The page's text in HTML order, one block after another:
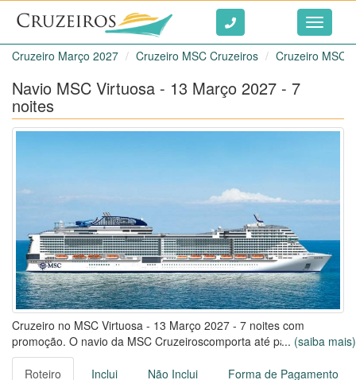
Ir ao conteúdo
Toggle
Cruzeiro Março 2027
Cruzeiro MSC Cruzeiros Cruzeiro MSC
Navio MSC Virtuosa - 13 Março 2027 - 7
noites
Cruzeiro no MSC Virtuosa - 13 Março 2027 - 7 noites com
promoção. O navio da MSC Cruzeiroscomporta até passageiros,
com uma tripulação de colaboradores.
... (saiba mais)
Roteiro Inclui Não Inclui Forma de Pagamento